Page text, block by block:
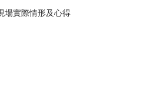
場實際情形及心得